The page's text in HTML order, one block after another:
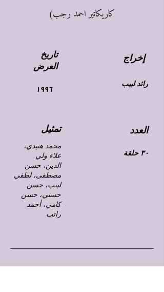
كاريكاتير احمد رجب)
تمثيل العدد
تاريخ
العرض
إخراج
محمد هنيدي،
علاء ولي
الدين، حسن
مصطفى، لطفي
لبيب، حسن
حسني، حسن
كامي، أحمد
راتب
٣٠ حلقة
١٩٩٦
رائد لبيب